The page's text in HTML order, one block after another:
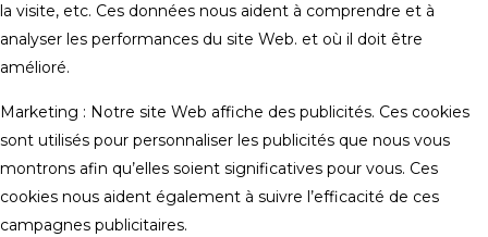
la visite, etc. Ces données nous aident à comprendre et à
analyser les performances du site Web. et où il doit être
amélioré.
Marketing : Notre site Web affiche des publicités. Ces cookies
sont utilisés pour personnaliser les publicités que nous vous
montrons afin qu’elles soient significatives pour vous. Ces
cookies nous aident également à suivre l’efficacité de ces
campagnes publicitaires.